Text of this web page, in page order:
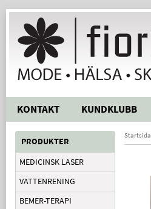
KONTAKT KUNDKLUBB
PRODUKTER
MEDICINSK LASER
VATTENRENING
BEMER-TERAPI
Startsida